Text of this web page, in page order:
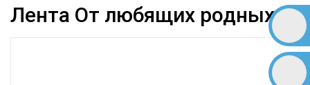
Лента От любящих родных